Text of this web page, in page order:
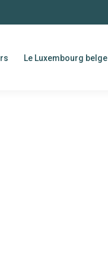
Le Luxembourg belge